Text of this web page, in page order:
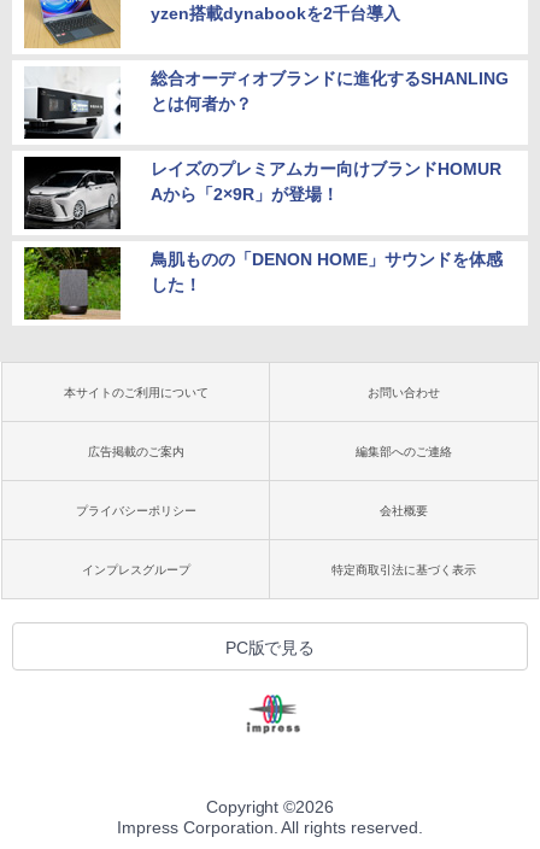
yzen搭載dynabookを2千台導入
総合オーディオブランドに進化するSHANLING
とは何者か？
レイズのプレミアムカー向けブランドHOMUR
Aから「2×9R」が登場！
鳥肌ものの「DENON HOME」サウンドを体感
した！
本サイトのご利用について お問い合わせ
広告掲載のご案内 編集部へのご連絡
プライバシーポリシー 会社概要
インプレスグループ 特定商取引法に基づく表示
PC版で見る
Copyright ©2026
Impress Corporation. All rights reserved.